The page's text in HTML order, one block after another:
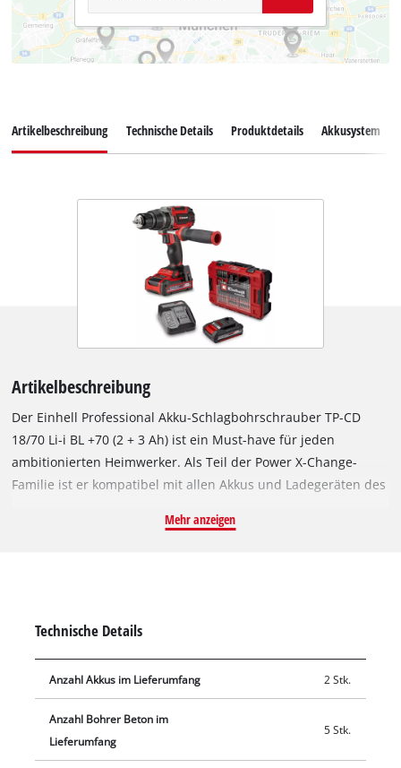
Artikelbeschreibung Technische Details Produktdetails Akkusystem
Artikelbeschreibung
Der Einhell Professional Akku-Schlagbohrschrauber TP-CD
18/70 Li-i BL +70 (2 + 3 Ah) ist ein Must-have für jeden
ambitionierten Heimwerker. Als Teil der Power X-Change-
Familie ist er kompatibel mit allen Akkus und Ladegeräten des
Einhell Brushless Motor. Dieser bürstenlose Motor bietet
Handwerker bei Sanierungs- und Renovierungsarbeiten und
bohrt auch in besonders harte Materialien wie Stein, Beton
oder Ziegel. Das kraftvolle 2-Gang-Getriebe des
Drehmomentrutschkupplung verhindert dabei ein
Mehr anzeigen
Technische Details
Anzahl Akkus im Lieferumfang 2 Stk.
Anzahl Bohrer Beton im
Lieferumfang
5 Stk.